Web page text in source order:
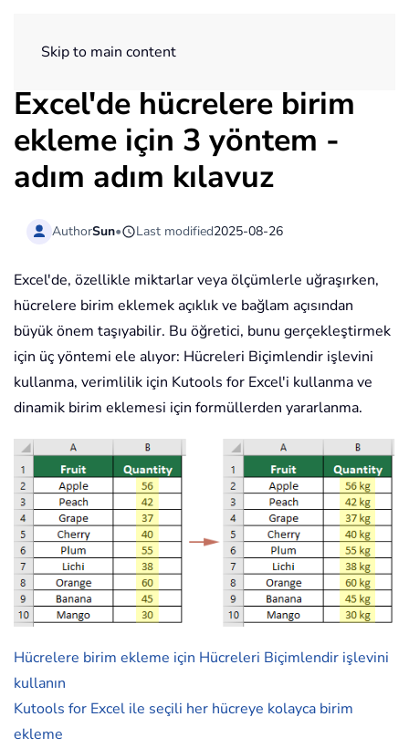
Skip to main content
Excel'de hücrelere birim
ekleme için 3 yöntem -
adım adım kılavuz
AuthorSun• Last modified2025-08-26
Excel'de, özellikle miktarlar veya ölçümlerle uğraşırken,
hücrelere birim eklemek açıklık ve bağlam açısından
büyük önem taşıyabilir. Bu öğretici, bunu gerçekleştirmek
için üç yöntemi ele alıyor: Hücreleri Biçimlendir işlevini
kullanma, verimlilik için Kutools for Excel'i kullanma ve
dinamik birim eklemesi için formüllerden yararlanma.
Hücrelere birim ekleme için Hücreleri Biçimlendir işlevini
kullanın
Kutools for Excel ile seçili her hücreye kolayca birim
ekleme